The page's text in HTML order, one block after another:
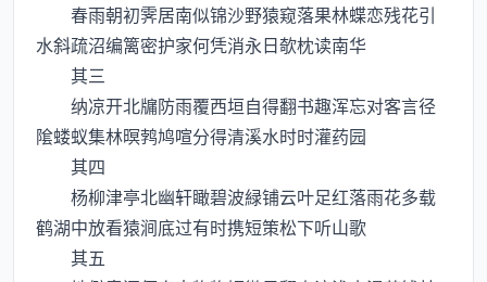
春雨朝初霁居南似锦沙野猿窥落果林蝶恋残花引
水斜疏沼编篱密护家何凭消永日欹枕读南华
其三
纳凉开北牖防雨覆西垣自得翻书趣浑忘对客言径
隂蝼蚁集林暝鹁鸠喧分得清溪水时时灌药园
其四
杨柳津亭北幽轩瞰碧波緑铺云叶足红落雨花多载
鹤湖中放看猿涧底过有时携短策松下听山歌
其五